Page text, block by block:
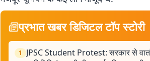
प्रभात खबर डिजिटल टॉप स्टोरी
1
JPSC Student Protest: सरकार से